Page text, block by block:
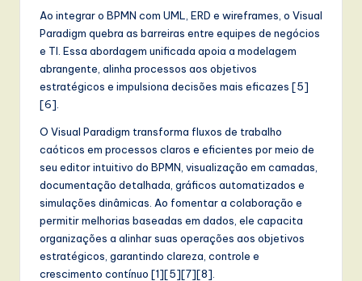
Ao integrar o BPMN com UML, ERD e wireframes, o Visual
Paradigm quebra as barreiras entre equipes de negócios
e TI. Essa abordagem unificada apoia a modelagem
abrangente, alinha processos aos objetivos
estratégicos e impulsiona decisões mais eficazes [5]
[6].
O Visual Paradigm transforma fluxos de trabalho
caóticos em processos claros e eficientes por meio de
seu editor intuitivo do BPMN, visualização em camadas,
documentação detalhada, gráficos automatizados e
simulações dinâmicas. Ao fomentar a colaboração e
permitir melhorias baseadas em dados, ele capacita
organizações a alinhar suas operações aos objetivos
estratégicos, garantindo clareza, controle e
crescimento contínuo [1][5][7][8].